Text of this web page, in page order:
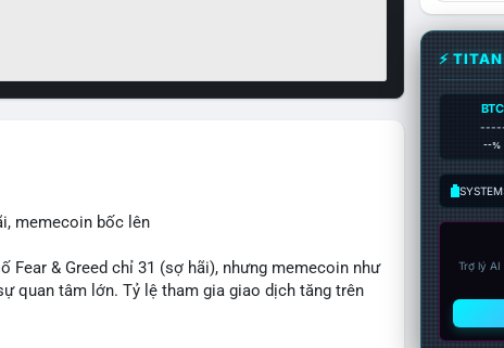
memecoin bốc lên
Fear & Greed chỉ 31 (sợ hãi), nhưng memecoin như
quan tâm lớn. Tỷ lệ tham gia giao dịch tăng trên
⚡
BTC
--%
Trợ lý